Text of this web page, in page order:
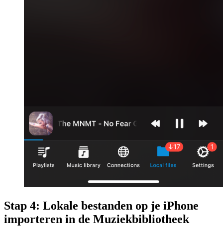
Stap 4: Lokale bestanden op je iPhone
importeren in de Muziekbibliotheek